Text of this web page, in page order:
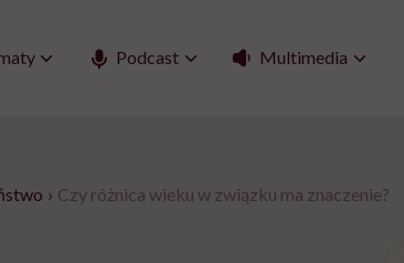
Podcast Multimedia
› Czy różnica wieku w związku ma znaczenie?